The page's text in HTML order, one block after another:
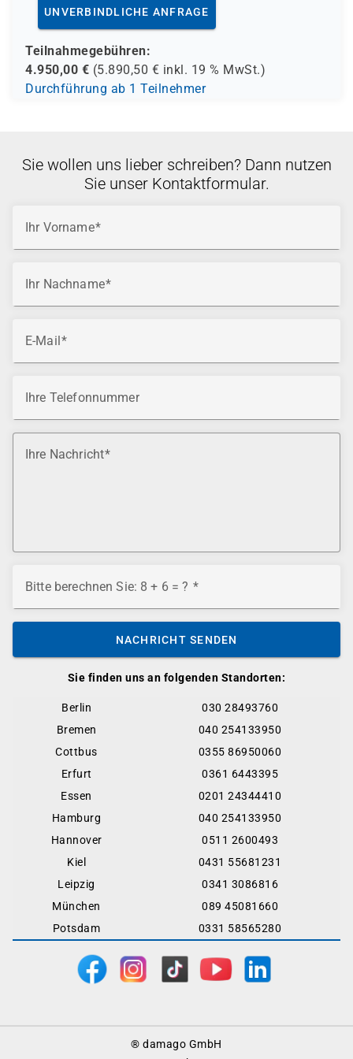
UNVERBINDLICHE ANFRAGE
Teilnahmegebühren:
4.950,00 € (5.890,50 € inkl. 19 % MwSt.)
Durchführung ab 1 Teilnehmer
Sie finden uns an folgenden Standorten:
Berlin
030 28493760
Bremen
040 254133950
Cottbus
0355 86950060
Erfurt
0361 6443395
Essen
0201 24344410
Hamburg
040 254133950
Hannover
0511 2600493
Kiel
0431 55681231
Leipzig
0341 3086816
München
089 45081660
Potsdam
0331 58565280
Sie wollen uns lieber schreiben? Dann nutzen
Sie unser Kontaktformular.
Ihr Vorname
Ihr Nachname
E-Mail
Ihre Telefonnummer
Ihre Nachricht
Bitte berechnen Sie: 8 + 6 = ?
NACHRICHT SENDEN
® damago GmbH